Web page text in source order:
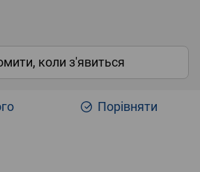
коли з'явиться
Порівняти